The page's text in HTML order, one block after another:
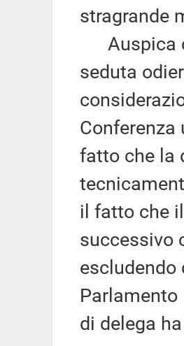
stragrande
Auspica
seduta
Conferenza
fatto che la
il fatto che
successivo
di delega ha